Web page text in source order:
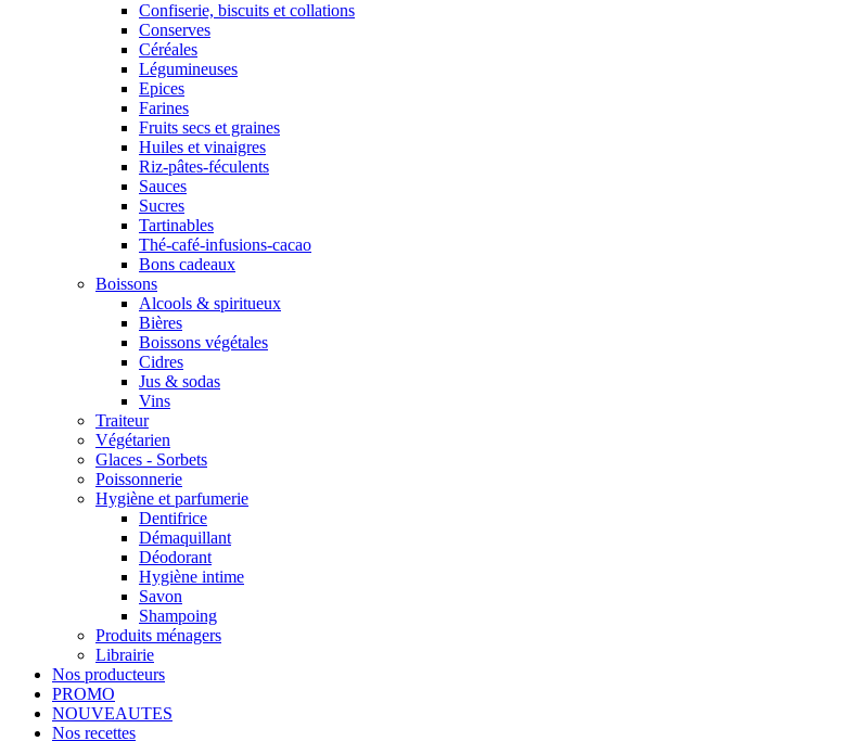
Confiserie, biscuits et collations
Conserves
Céréales
Légumineuses
Epices
Farines
Fruits secs et graines
Huiles et vinaigres
Riz-pâtes-féculents
Sauces
Sucres
Tartinables
Thé-café-infusions-cacao
Bons cadeaux
Boissons
Alcools & spiritueux
Bières
Boissons végétales
Cidres
Jus & sodas
Vins
Traiteur
Végétarien
Glaces - Sorbets
Poissonnerie
Hygiène et parfumerie
Dentifrice
Démaquillant
Déodorant
Hygiène intime
Savon
Shampoing
Produits ménagers
Librairie
Nos producteurs
PROMO
NOUVEAUTES
Nos recettes